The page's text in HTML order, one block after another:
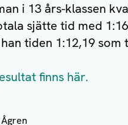
i 13 års-klassen
sjätte tid med
tiden 1:12,19
finns här.